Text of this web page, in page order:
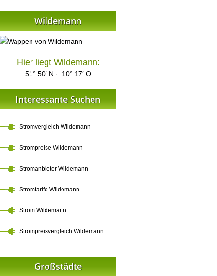
Wildemann
Hier liegt Wildemann:
51° 50′ N · 10° 17′ O
Interessante Suchen
Stromvergleich Wildemann
Strompreise Wildemann
Stromanbieter Wildemann
Stromtarife Wildemann
Strom Wildemann
Strompreisvergleich Wildemann
Großstädte